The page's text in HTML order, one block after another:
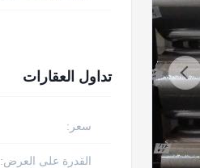
تداول العقارات
سعر:
القدرة على العرض: